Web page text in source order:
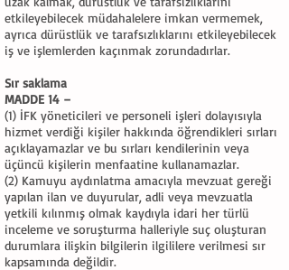
etkileyebilecek müdahalelere imkan vermemek,
ayrıca dürüstlük ve tarafsızlıklarını etkileyebilecek
iş ve işlemlerden kaçınmak zorundadırlar.
Sır saklama
MADDE 14 –
(1) İFK yöneticileri ve personeli işleri dolayısıyla
hizmet verdiği kişiler hakkında öğrendikleri sırları
açıklayamazlar ve bu sırları kendilerinin veya
üçüncü kişilerin menfaatine kullanamazlar.
(2) Kamuyu aydınlatma amacıyla mevzuat gereği
yapılan ilan ve duyurular, adli veya mevzuatla
yetkili kılınmış olmak kaydıyla idari her türlü
inceleme ve soruşturma halleriyle suç oluşturan
durumlara ilişkin bilgilerin ilgililere verilmesi sır
kapsamında değildir.